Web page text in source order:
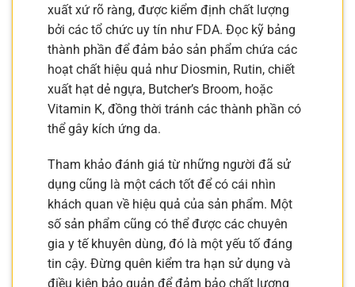
xuất xứ rõ ràng, được kiểm định chất lượng
bởi các tổ chức uy tín như FDA. Đọc kỹ bảng
thành phần để đảm bảo sản phẩm chứa các
hoạt chất hiệu quả như Diosmin, Rutin, chiết
xuất hạt dẻ ngựa, Butcher’s Broom, hoặc
Vitamin K, đồng thời tránh các thành phần có
thể gây kích ứng da.
Tham khảo đánh giá từ những người đã sử
dụng cũng là một cách tốt để có cái nhìn
khách quan về hiệu quả của sản phẩm. Một
số sản phẩm cũng có thể được các chuyên
gia y tế khuyên dùng, đó là một yếu tố đáng
tin cậy. Đừng quên kiểm tra hạn sử dụng và
điều kiện bảo quản để đảm bảo chất lượng